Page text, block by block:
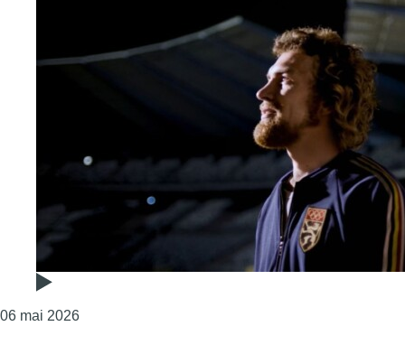
06 mai 2026Consulter l'article "Mémorial Van Damme : Ivo